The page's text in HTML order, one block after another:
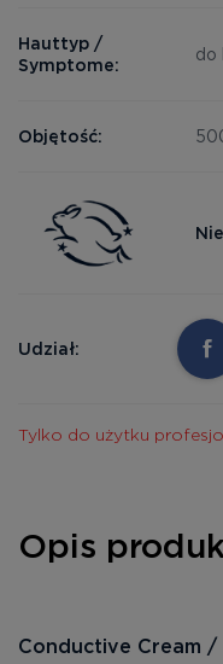
Hauttyp /
Symptome:
do
Objętość:
Udział:
Tylko do użytku
Opis
Conductive Cream